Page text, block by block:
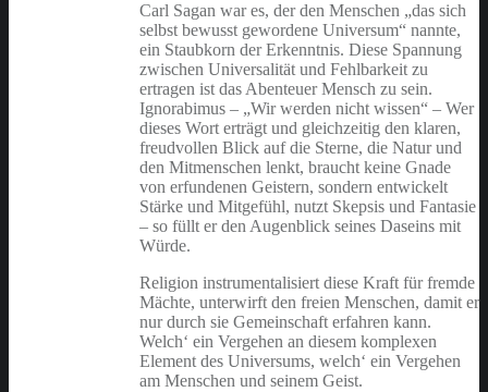
Carl Sagan war es, der den Menschen „das sich
selbst bewusst gewordene Universum“ nannte,
ein Staubkorn der Erkenntnis. Diese Spannung
zwischen Universalität und Fehlbarkeit zu
ertragen ist das Abenteuer Mensch zu sein.
Ignorabimus – „Wir werden nicht wissen“ – Wer
dieses Wort erträgt und gleichzeitig den klaren,
freudvollen Blick auf die Sterne, die Natur und
den Mitmenschen lenkt, braucht keine Gnade
von erfundenen Geistern, sondern entwickelt
Stärke und Mitgefühl, nutzt Skepsis und Fantasie
– so füllt er den Augenblick seines Daseins mit
Würde.
Religion instrumentalisiert diese Kraft für fremde
Mächte, unterwirft den freien Menschen, damit er
nur durch sie Gemeinschaft erfahren kann.
Welch‘ ein Vergehen an diesem komplexen
Element des Universums, welch‘ ein Vergehen
am Menschen und seinem Geist.